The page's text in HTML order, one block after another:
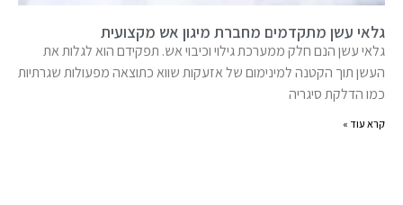
גלאי עשן מתקדמים מחברת מיגון אש מקצועית
גלאי עשן הנם חלק ממערכת גילוי וכיבוי אש. תפקידם הוא לגלות את
העשן תוך הקטנה למינימום של אזעקות שווא כתוצאה מפעולות שגרתיות
כמו הדלקת סיגריה
קרא עוד »